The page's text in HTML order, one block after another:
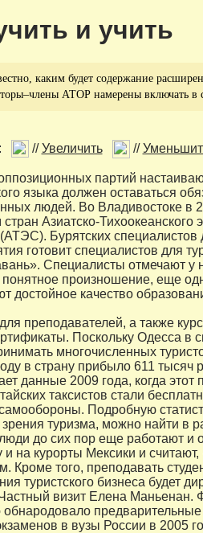
и учить
каким будет содержание
АТОР намерены включать в
//Увеличить //
партий
языка должен оставаться
людей. Во Владивостоке в
Азиатско-Тихоокеанского
Бурятских специалистов
готовит специалистов для
Специалисты отмечают у
произношение, еще
достойное качество
преподавателей, а также
Поскольку Одесса в
многочисленных
в страну прибыло 611 тысяч
данные 2009 года, когда этот
таксистов стали
Подробную
зрения туризма, можно найти в
до сих пор еще работают и
на курорты Мексики и считают,
Кроме того, преподавать
туристского бизнеса будет
визит Елена Маньенан.
предварительные
в вузы России в 2005